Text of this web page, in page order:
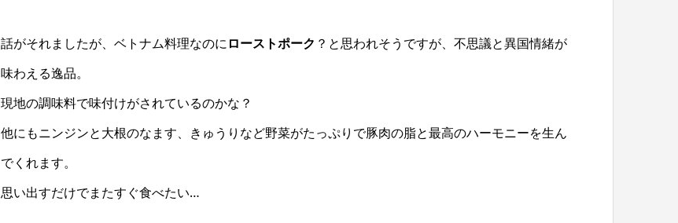
話がそれましたが、ベトナム料理なのにローストポーク ？と思われそうですが、不思議と異国情緒が
味わえる逸品。
現地の調味料で味付けがされているのかな？
他にもニンジンと大根のなます、きゅうりなど野菜がたっぷりで豚肉の脂と最高のハーモニーを生ん
でくれます。
思い出すだけでまたすぐ食べたい…